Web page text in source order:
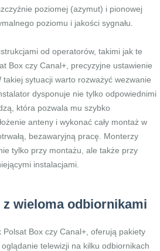
poziomej (azymut) i pionowej
poziomu i jakości sygnału.
od operatorów, takimi jak te
Box czy Canal+, precyzyjne ustawienie
sytuacji warto rozważyć wezwanie
dysponuje nie tylko odpowiednimi
która pozwala mu szybko
anteny i wykonać cały montaż w
bezawaryjną pracę. Monterzy
tylko przy montażu, ale także przy
instalacjami.
wieloma odbiornikami
Polsat Box czy Canal+, oferują pakiety
telewizji na kilku odbiornikach